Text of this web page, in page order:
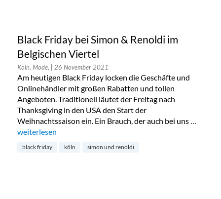
Black Friday bei Simon & Renoldi im
Belgischen Viertel
Köln, Mode, | 26 November 2021
Am heutigen Black Friday locken die Geschäfte und
Onlinehändler mit großen Rabatten und tollen
Angeboten. Traditionell läutet der Freitag nach
Thanksgiving in den USA den Start der
Weihnachtssaison ein. Ein Brauch, der auch bei uns …
„Black Friday bei Simon & Renoldi im Belgischen Viertel“
weiterlesen
black friday köln simon und renoldi